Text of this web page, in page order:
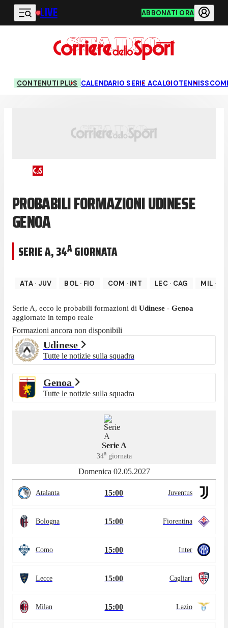
Vai al contenuto principale
LIVE ABBONATI ORA
CONTENUTI PLUS CALENDARIO SERIE ACALCIOTENNIS
PROBABILI FORMAZIONI UDINESE
GENOA
SERIE A,34AGIORNATA
ATA· JUV BOL · FIO COM · INT LEC· CAG MIL ·
Serie A, ecco le probabili formazioni di Udinese - Genoa
aggiornate in tempo reale
Formazioni ancora non disponibili
Udinese
Tutte le notizie sulla squadra
Genoa
Tutte le notizie sulla squadra
Serie A
34agiornata
Domenica 02.05.2027
Atalanta 15:00 Juventus
Bologna 15:00 Fiorentina
Como 15:00 Inter
Lecce 15:00 Cagliari
Milan 15:00 Lazio